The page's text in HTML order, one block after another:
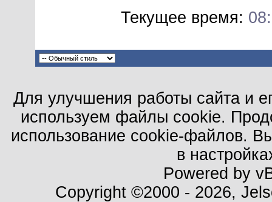
Текущее время:
Для улучшения работы сайта и
используем файлы cookie.
использование cookie-файлов.
в
Powered by
Copyright ©2000 - 2026,